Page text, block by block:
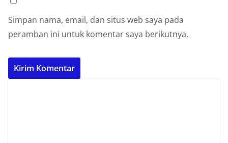
Simpan nama, email, dan situs web saya pada
peramban ini untuk komentar saya berikutnya.